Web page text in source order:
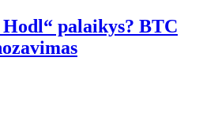
palaikys? BTC